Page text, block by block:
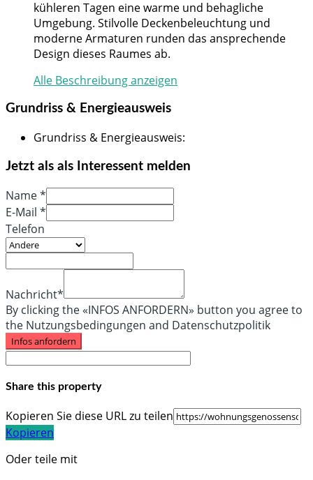
kühleren Tagen eine warme und behagliche
Umgebung. Stilvolle Deckenbeleuchtung und
moderne Armaturen runden das ansprechende
Design dieses Raumes ab.
Alle Beschreibung anzeigen
Grundriss & Energieausweis
Grundriss & Energieausweis:
Jetzt als als Interessent melden
Name *
E-Mail *
Telefon
Nachricht*
By clicking the «INFOS ANFORDERN» button you agree to
the Nutzungsbedingungen and Datenschutzpolitik
Infos anfordern
Share this property
Kopieren Sie diese URL zu teilen
Kopieren
Oder teile mit